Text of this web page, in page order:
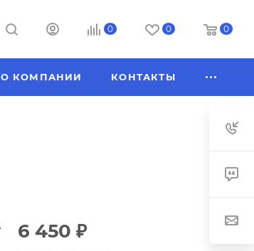
0 0 0
О КОМПАНИИ КОНТАКТЫ
КАК КУПИТЬ ДОСТАВКА
6 450 ₽